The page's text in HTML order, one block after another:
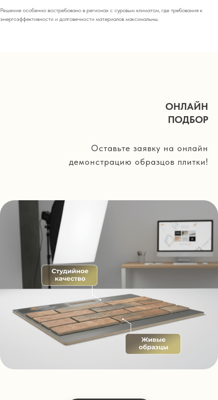
Решение особенно востребовано в регионах с суровым климатом, где требования к
энергоэффективности и долговечности материалов максимальны.
ОНЛАЙН
ПОДБОР
Оставьте заявку на онлайн
демонстрацию образцов плитки!